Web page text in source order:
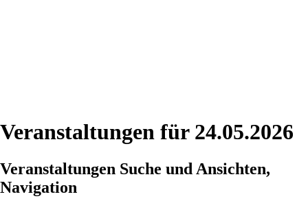
Veranstaltungen für 24.05.2026
Veranstaltungen Suche und Ansichten,
Navigation